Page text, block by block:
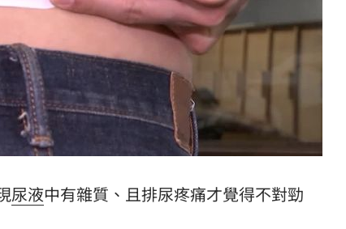
尿液中有雜質、且排尿疼痛才覺得不對勁